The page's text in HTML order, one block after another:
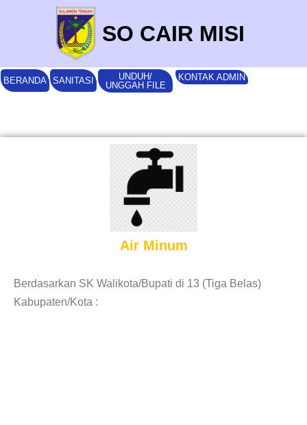
SO CAIR MISI
BERANDA SANITASI
UNDUH/
UNGGAH FILE
KONTAK ADMIN
Air Minum
Berdasarkan SK Walikota/Bupati di 13 (Tiga Belas)
Kabupaten/Kota :